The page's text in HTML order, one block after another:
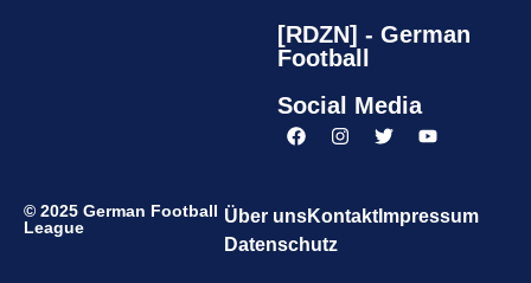
[RDZN] - German
Football
Social Media
© 2025 German Football
League
Über unsKontaktImpressum
Datenschutz